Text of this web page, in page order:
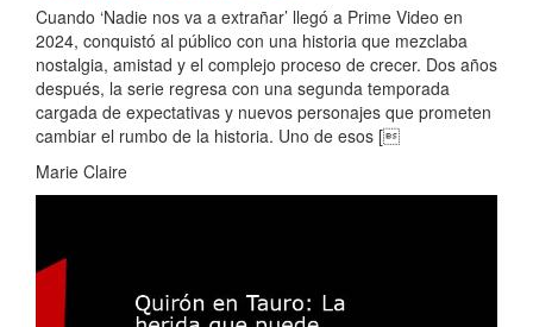
Cuando ‘Nadie nos va a extrañar’ llegó a Prime Video en
2024, conquistó al público con una historia que mezclaba
nostalgia, amistad y el complejo proceso de crecer. Dos años
después, la serie regresa con una segunda temporada
cargada de expectativas y nuevos personajes que prometen
cambiar el rumbo de la historia. Uno de esos [
Marie Claire